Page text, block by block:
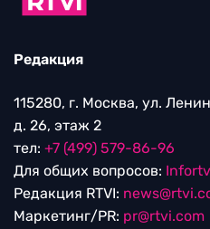
Редакция
115280, г. Москва, ул.
д. 26, этаж 2
тел: +7 (499) 579-86-96
Для общих вопросов:
Редакция RTVI:
Маркетинг/PR: pr@rtvi.com